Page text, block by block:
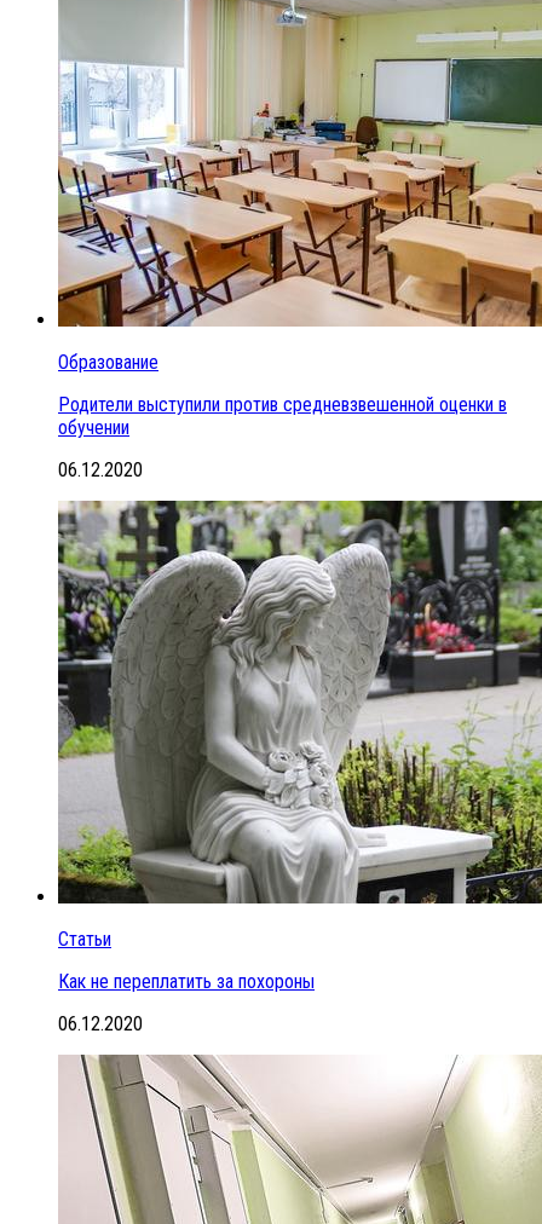
Образование
Родители выступили против средневзвешенной оценки в
обучении
06.12.2020
Статьи
Как не переплатить за похороны
06.12.2020